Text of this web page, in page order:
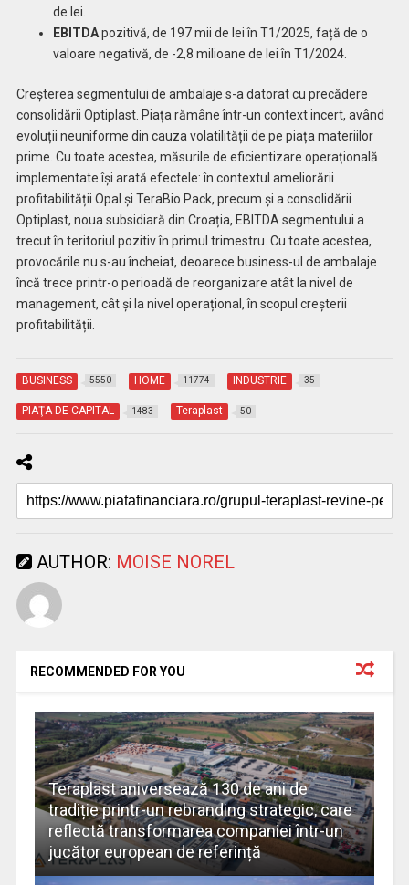
de lei.
EBITDApozitivă, de 197 mii de lei în T1/2025, față de o
valoare negativă, de -2,8 milioane de lei în T1/2024.
Creșterea segmentului de ambalaje s-a datorat cu precădere
consolidării Optiplast. Piața rămâne într-un context incert, având
evoluții neuniforme din cauza volatilității de pe piața materiilor
prime. Cu toate acestea, măsurile de eficientizare operațională
implementate își arată efectele: în contextul ameliorării
profitabilității Opal și TeraBio Pack, precum și a consolidării
Optiplast, noua subsidiară din Croația, EBITDA segmentului a
trecut în teritoriul pozitiv în primul trimestru. Cu toate acestea,
provocările nu s-au încheiat, deoarece business-ul de ambalaje
încă trece printr-o perioadă de reorganizare atât la nivel de
management, cât și la nivel operațional, în scopul creșterii
profitabilității.
BUSINESS 5550 HOME 11774 INDUSTRIE 35
PIAŢA DE CAPITAL 1483 Teraplast 50
AUTHOR: MOISE NOREL
RECOMMENDED FOR YOU
Teraplast aniversează 130 de ani de
tradiție printr-un rebranding strategic, care
reflectă transformarea companiei într-un
jucător european de referință